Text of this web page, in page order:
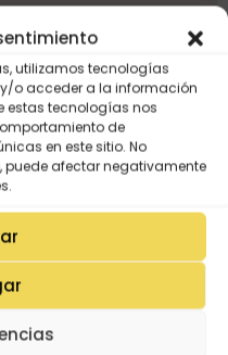
utilizamos tecnologías
o acceder a la información
estas tecnologías nos
de
en este sitio. No
puede afectar negativamente
32,95€